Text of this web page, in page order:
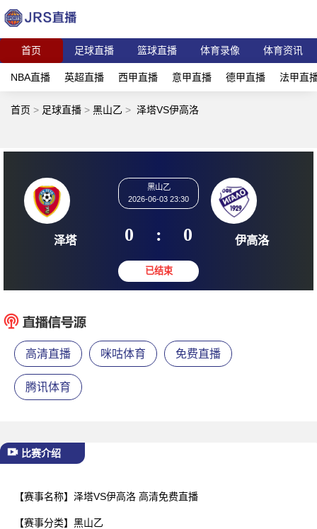
首页 足球直播 篮球直播 体育录像 体育资讯
NBA直播 英超直播 西甲直播 意甲直播 德甲直播 法甲直
首页 > 足球直播 > 黑山乙 > 泽塔VS伊高洛
泽塔
黑山乙
2026-06-03 23:30
0 : 0 伊
高清直播 咪咕体育 免费直播
腾讯体育
比赛介绍
【赛事名称】 泽塔VS伊高洛 高清免费直播
【赛事分类】 黑山乙